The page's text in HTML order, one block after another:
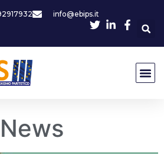
info@ebips.it
News